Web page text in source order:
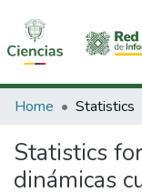
Communities &
All of DSpace
Home Statistics
Statistics
dinámicas